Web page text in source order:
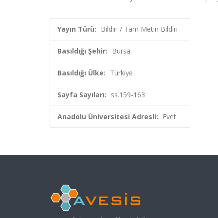
Yayın Türü: Bildiri / Tam Metin Bildiri
Basıldığı Şehir: Bursa
Basıldığı Ülke: Türkiye
Sayfa Sayıları: ss.159-163
Anadolu Üniversitesi Adresli: Evet